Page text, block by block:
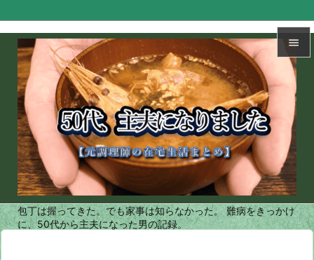


メニュ

サイド

前へ

次へ

検索
包丁は握ってきた。でも家事は知らなかった。 難病をきっかけ
に、50代から主夫になった男の記録。